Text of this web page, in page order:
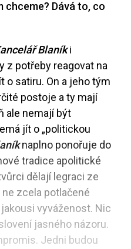
chceme? Dává to, co
Blaníki
z potřeby reagovat na
o satiru. On a jeho tým
postoje a ty mají
ale nemají být
jít o „politickou
naplno ponořuje do
tradice apolitické
dělají legraci ze
zcela potlačené
vyváženost. Nic
jasného názoru.
Jedni budou